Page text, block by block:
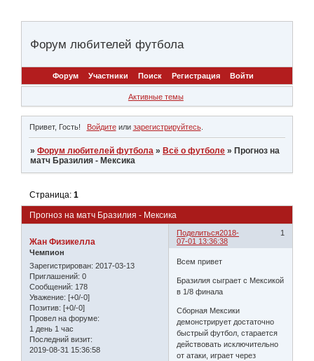
Форум любителей футбола
Форум Участники Поиск Регистрация Войти
Активные темы
Привет, Гость! Войдитеили зарегистрируйтесь.
»Форум любителей футбола » Всё о футболе » Прогноз на
матч Бразилия - Мексика
Прогноз на матч Бразилия - Мексика
Страница:1
Поделиться 1
2018-
07-01 13:36:38
Жан Физикелла
Чемпион
Зарегистрирован: 2017-03-13
Приглашений: 0
Сообщений: 178
Уважение: [+0/-0]
Позитив: [+0/-0]
Провел на форуме:
1 день 1 час
Последний визит:
2019-08-31 15:36:58
Всем привет
Бразилия сыграет с Мексикой
в 1/8 финала
Сборная Мексики
демонстрирует достаточно
быстрый футбол, старается
действовать исключительно
от атаки, играет через